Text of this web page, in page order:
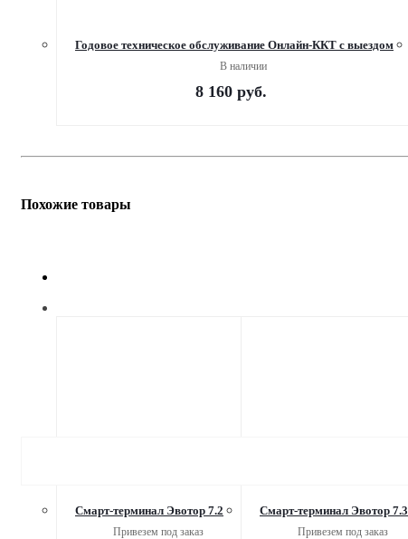
Годовое техническое обслуживание Онлайн-ККТ с выездом
В наличии
8 160 руб.
Похожие товары
Смарт-терминал Эвотор 7.2
Привезем под заказ
Смарт-терминал Эвотор 7.3
Привезем под заказ